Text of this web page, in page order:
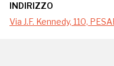
INDIRIZZO
Via J.F. Kennedy, 110,